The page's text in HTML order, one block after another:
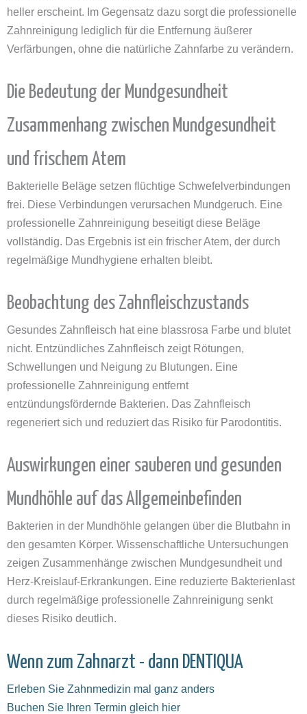
heller erscheint. Im Gegensatz dazu sorgt die professionelle
Zahnreinigung lediglich für die Entfernung äußerer
Verfärbungen, ohne die natürliche Zahnfarbe zu verändern.
Die Bedeutung der Mundgesundheit
Zusammenhang zwischen Mundgesundheit
und frischem Atem
Bakterielle Beläge setzen flüchtige Schwefelverbindungen
frei. Diese Verbindungen verursachen Mundgeruch. Eine
professionelle Zahnreinigung beseitigt diese Beläge
vollständig. Das Ergebnis ist ein frischer Atem, der durch
regelmäßige Mundhygiene erhalten bleibt.
Beobachtung des Zahnfleischzustands
Gesundes Zahnfleisch hat eine blassrosa Farbe und blutet
nicht. Entzündliches Zahnfleisch zeigt Rötungen,
Schwellungen und Neigung zu Blutungen. Eine
professionelle Zahnreinigung entfernt
entzündungsfördernde Bakterien. Das Zahnfleisch
regeneriert sich und reduziert das Risiko für Parodontitis.
Auswirkungen einer sauberen und gesunden
Mundhöhle auf das Allgemeinbefinden
Bakterien in der Mundhöhle gelangen über die Blutbahn in
den gesamten Körper. Wissenschaftliche Untersuchungen
zeigen Zusammenhänge zwischen Mundgesundheit und
Herz-Kreislauf-Erkrankungen. Eine reduzierte Bakterienlast
durch regelmäßige professionelle Zahnreinigung senkt
dieses Risiko deutlich.
Wenn zum Zahnarzt - dann DENTIQUA
Erleben Sie Zahnmedizin mal ganz anders
Buchen Sie Ihren Termin gleich hier